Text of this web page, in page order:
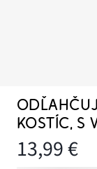
KOSTÍC, S
13,99 €